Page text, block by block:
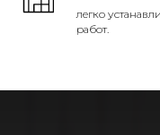
легко
работ.